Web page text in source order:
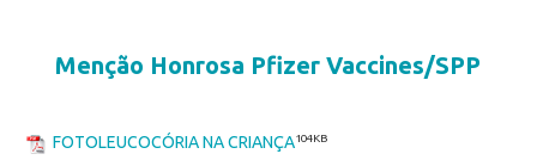
Menção Honrosa Pfizer Vaccines/SPP
FOTOLEUCOCÓRIA NA CRIANÇA104KB